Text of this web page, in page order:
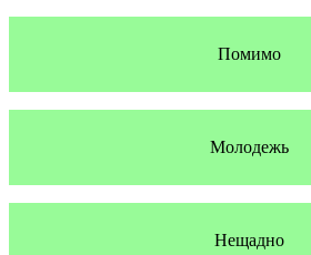
Помимо
Молодежь
Нещадно